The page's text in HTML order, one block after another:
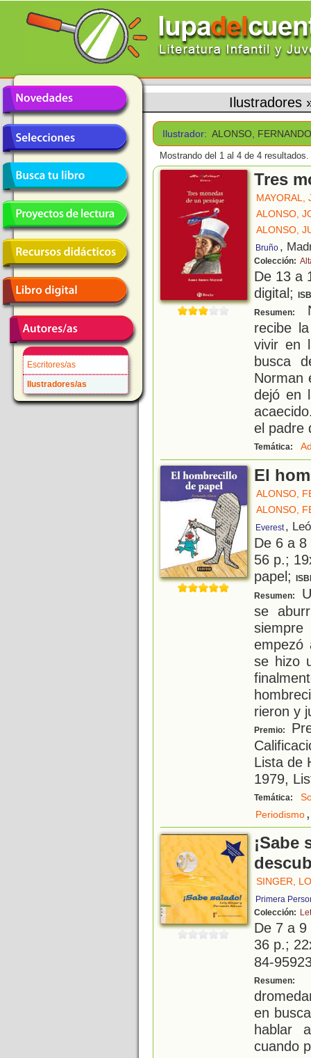
Escritores/as
Ilustradores/as
Ilustradores
Ilustrador: ALONSO,
Mostrando del 1 al 4 de 4 resultados.
Tres
MAYORAL,
ALONSO,
ALONSO,
Bruño ,
Colección:
De 13 a
digital;
Resumen:
recibe
vivir en
busca
Norman
dejó en
el padre
Temática:
El
ALONSO,
ALONSO,
Everest ,
De 6 a
56 p.;
papel;
Resumen:
se
empezó
se hizo
rieron y
Premio:
Lista de
1979,
Temática:
Periodismo,
¡Sabe
SINGER,
Primera
Colección:
De 7 a
36 p.;
84-
Resumen:
en
hablar
cuando